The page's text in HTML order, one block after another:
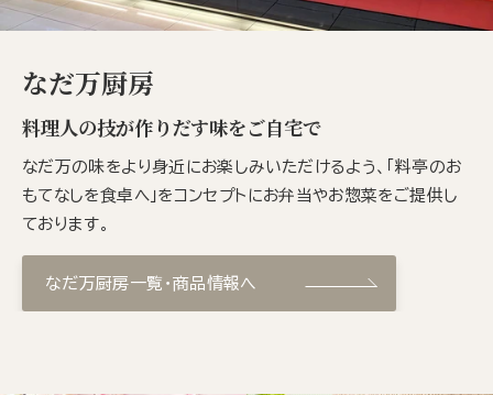
なだ万厨房
料理人の技が作りだす味をご自宅で
なだ万の味をより身近にお楽しみいただけるよう、「料亭のお
もてなしを食卓へ」をコンセプトにお弁当やお惣菜をご提供し
ております。
なだ万厨房一覧・商品情報へ